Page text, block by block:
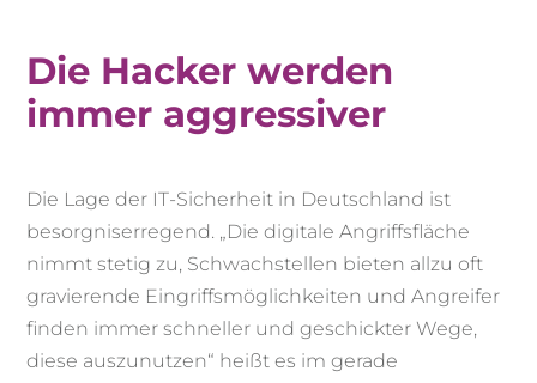
Die Hacker werden
immer aggressiver
Die Lage der IT-Sicherheit in Deutschland ist
besorgniserregend. „Die digitale Angriffsfläche
nimmt stetig zu, Schwachstellen bieten allzu oft
gravierende Eingriffsmöglichkeiten und Angreifer
finden immer schneller und geschickter Wege,
diese auszunutzen“ heißt es im gerade